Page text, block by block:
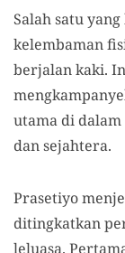
Salah satu
kelembaman
berjalan kaki.
utama di
dan sejahtera.
Prasetiyo
ditingkatkan
leluasa.